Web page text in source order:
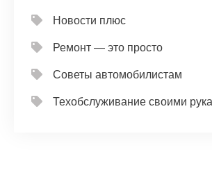
Новости плюс
Ремонт — это просто
Советы автомобилистам
Техобслуживание своими